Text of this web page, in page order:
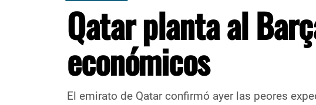
Qatar planta al
económicos
El emirato de Qatar confirmó ayer las peores